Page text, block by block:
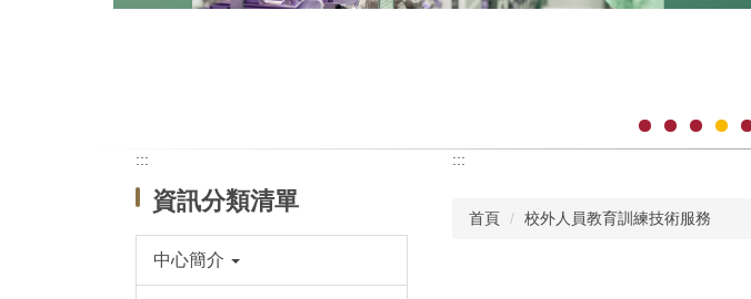
:::
資訊分類清單
中心簡介
:::
首頁 校外人員教育訓練技術服務